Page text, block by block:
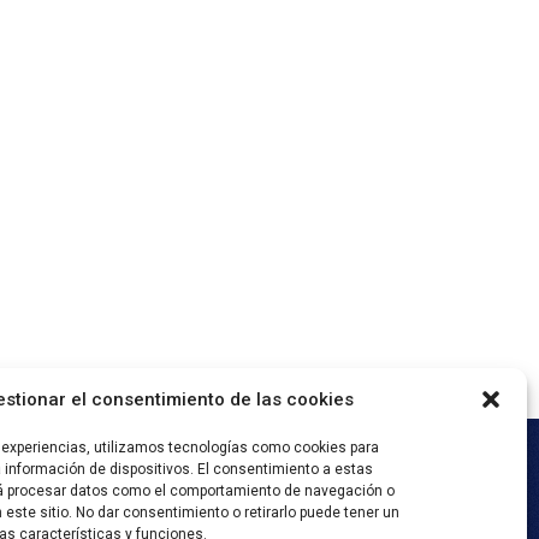
el consentimiento de las cookies
utilizamos tecnologías como cookies para
de dispositivos. El consentimiento a estas
datos como el comportamiento de navegación o
sitio. No dar consentimiento o retirarlo puede tener un
características y funciones.